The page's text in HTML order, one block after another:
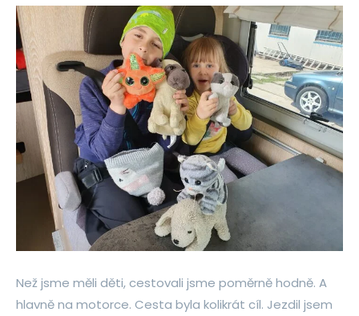
Než jsme měli děti, cestovali jsme poměrně hodně. A
hlavně na motorce. Cesta byla kolikrát cíl. Jezdil jsem